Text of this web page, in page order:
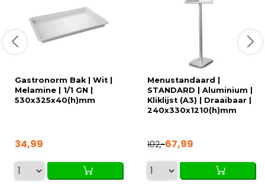
Gastronorm Bak | Wit |
Melamine | 1/1 GN |
530x325x40(h)mm
34,99
Menustandaard |
STANDARD | Aluminium |
Kliklijst (A3) | Draaibaar |
240x330x1210(h)mm
102,-67,99